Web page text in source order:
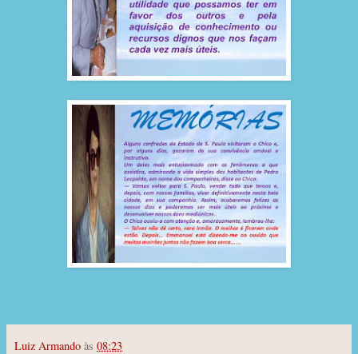
Luiz Armando às 08:23